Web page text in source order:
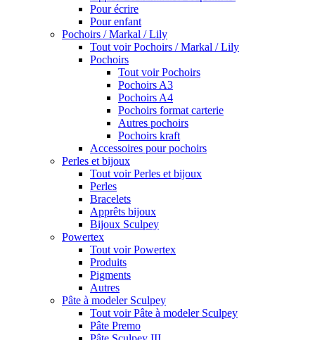
Pour écrire
Pour enfant
Pochoirs / Markal / Lily
Tout voir Pochoirs / Markal / Lily
Pochoirs
Tout voir Pochoirs
Pochoirs A3
Pochoirs A4
Pochoirs format carterie
Autres pochoirs
Pochoirs kraft
Accessoires pour pochoirs
Perles et bijoux
Tout voir Perles et bijoux
Perles
Bracelets
Apprêts bijoux
Bijoux Sculpey
Powertex
Tout voir Powertex
Produits
Pigments
Autres
Pâte à modeler Sculpey
Tout voir Pâte à modeler Sculpey
Pâte Premo